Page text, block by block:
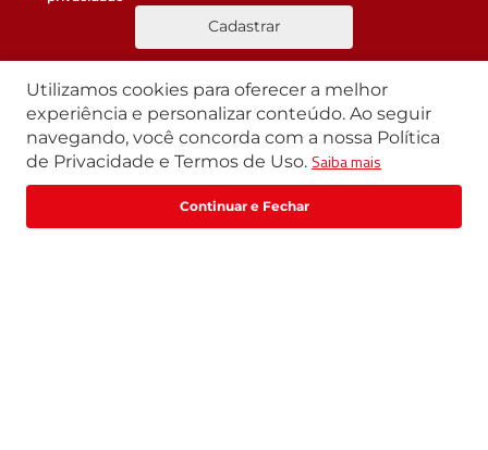
Fale com um especialista
Cadastrar
Segunda a Sexta | 07h42 às 17h30
Exceto feriados
WhatsApp:
loja@marte.com.br
Utilizamos cookies para oferecer a melhor
experiência e personalizar conteúdo. Ao seguir
navegando, você concorda com a nossa Política
de Privacidade e Termos de Uso. Saiba mais